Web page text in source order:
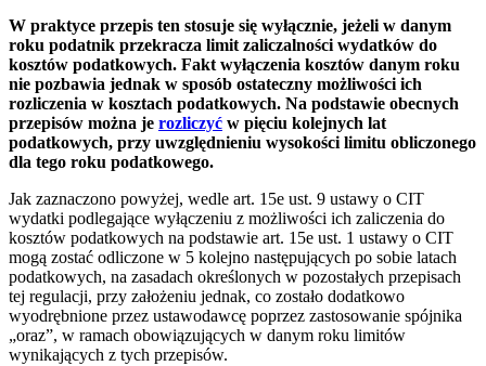
W praktyce przepis ten stosuje się wyłącznie, jeżeli w danym
roku podatnik przekracza limit zaliczalności wydatków do
kosztów podatkowych. Fakt wyłączenia kosztów danym roku
nie pozbawia jednak w sposób ostateczny możliwości ich
rozliczenia w kosztach podatkowych. Na podstawie obecnych
przepisów można je rozliczyć w pięciu kolejnych lat
podatkowych, przy uwzględnieniu wysokości limitu obliczonego
dla tego roku podatkowego.
Jak zaznaczono powyżej, wedle art. 15e ust. 9 ustawy o CIT
wydatki podlegające wyłączeniu z możliwości ich zaliczenia do
kosztów podatkowych na podstawie art. 15e ust. 1 ustawy o CIT
mogą zostać odliczone w 5 kolejno następujących po sobie latach
podatkowych, na zasadach określonych w pozostałych przepisach
tej regulacji, przy założeniu jednak, co zostało dodatkowo
wyodrębnione przez ustawodawcę poprzez zastosowanie spójnika
„oraz”, w ramach obowiązujących w danym roku limitów
wynikających z tych przepisów.